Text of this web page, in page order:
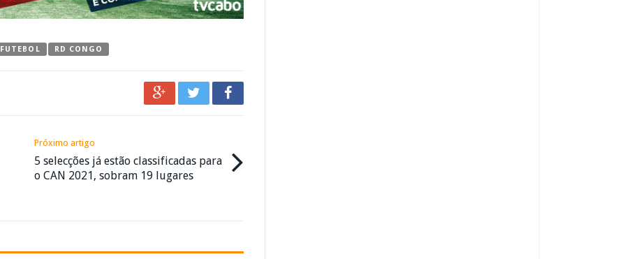
FUTEBOL RD CONGO
Próximo artigo
5 selecções já estão classificadas para
o CAN 2021, sobram 19 lugares